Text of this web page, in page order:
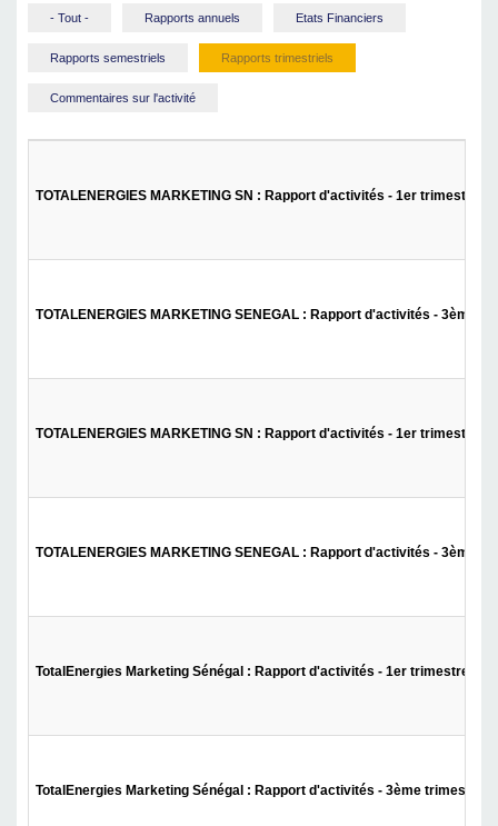
- Tout - Rapports annuels Etats Financiers
Rapports semestriels Rapports trimestriels
Commentaires sur l'activité
TOTALENERGIES MARKETING SN : Rapport d'activités - 1er trimestre
TOTALENERGIES MARKETING SENEGAL : Rapport d'activités - 3ème
TOTALENERGIES MARKETING SN : Rapport d'activités - 1er trimestre
TOTALENERGIES MARKETING SENEGAL : Rapport d'activités - 3ème
TotalEnergies Marketing Sénégal : Rapport d'activités - 1er trimestre
TotalEnergies Marketing Sénégal : Rapport d'activités - 3ème trimestre